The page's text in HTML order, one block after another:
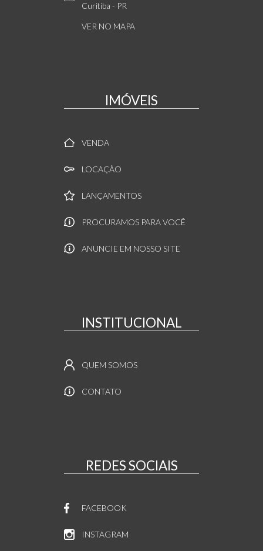
Curitiba - PR
VER NO MAPA
IMÓVEIS
VENDA
LOCAÇÃO
LANÇAMENTOS
PROCURAMOS PARA VOCÊ
ANUNCIE EM NOSSO SITE
INSTITUCIONAL
QUEM SOMOS
CONTATO
REDES SOCIAIS
FACEBOOK
INSTAGRAM